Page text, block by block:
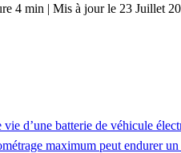
4 min | Mis à jour le 23 Juillet
vie d’une batterie de véhicule
maximum peut endurer